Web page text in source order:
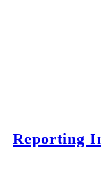
Reporting